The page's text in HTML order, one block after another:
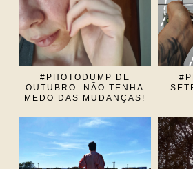
#PHOTODUMP DE
OUTUBRO: NÃO TENHA
MEDO DAS MUDANÇAS!